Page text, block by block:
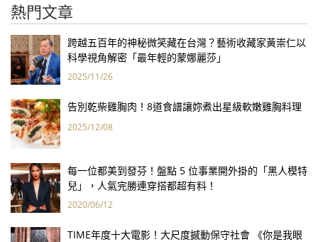
熱門文章
跨越五百年的神秘微笑藏在台灣？藝術收藏家黃崇仁以
科學視角解密「最年輕的蒙娜麗莎」
2025/11/26
告別乾柴雞胸肉！8道食譜讓妳煮出星級軟嫩雞胸料理
2025/12/08
每一位都美到發芬！盤點 5 位事業開外掛的「黑人模特
兒」，人氣完勝連穿搭都超有料！
2020/06/12
TIME年度十大電影！大尺度撼動保守社會 《你是我眼